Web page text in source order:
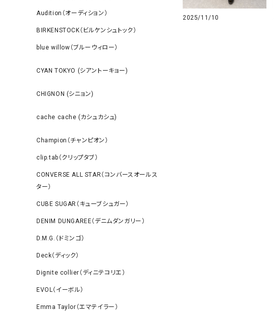
Audition（オーディション）
BIRKENSTOCK（ビルケンシュトック）
blue willow（ブルーウィロー）
CYAN TOKYO (シアントーキョー)
CHIGNON (シニョン)
cache cache (カシュカシュ)
Champion（チャンピオン）
clip.tab（クリップタブ）
CONVERSE ALL STAR（コンバースオールス
ター）
CUBE SUGAR（キューブシュガー）
DENIM DUNGAREE（デニムダンガリー）
D.M.G.（ドミンゴ）
Deck（ディック）
Dignite collier（ディニテコリエ）
EVOL（イーボル）
Emma Taylor（エマテイラー）
2025/11/10